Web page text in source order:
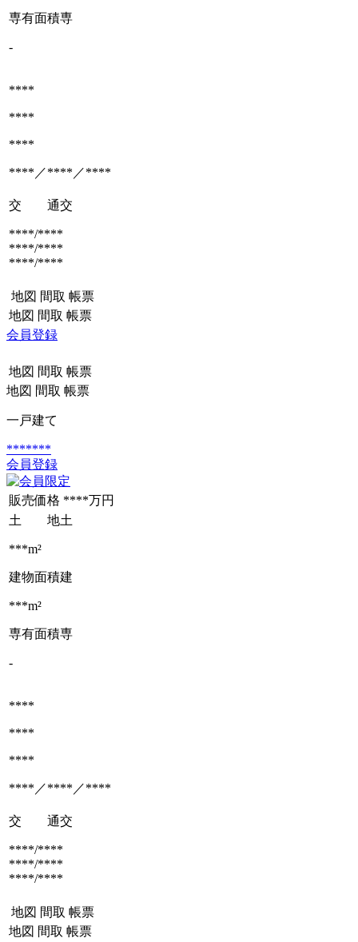
専有面積専
-
****
****
****
****／****／****
交 通交
****/****
****/****
****/****
地図 間取 帳票
地図 間取 帳票
会員登録
地図 間取 帳票
地図 間取 帳票
一戸建て
*******
会員登録
販売価格 ****万円
土 地土
***m²
建物面積建
***m²
専有面積専
-
****
****
****
****／****／****
交 通交
****/****
****/****
****/****
地図 間取 帳票
地図 間取 帳票